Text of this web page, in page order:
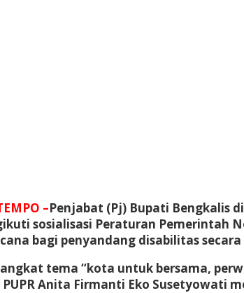
–Penjabat (Pj) Bupati Bengkalis
sosialisasi Peraturan Pemerintah
bagi penyandang disabilitas
tema “kota untuk bersama,
Anita Firmanti Eko Susetyowati